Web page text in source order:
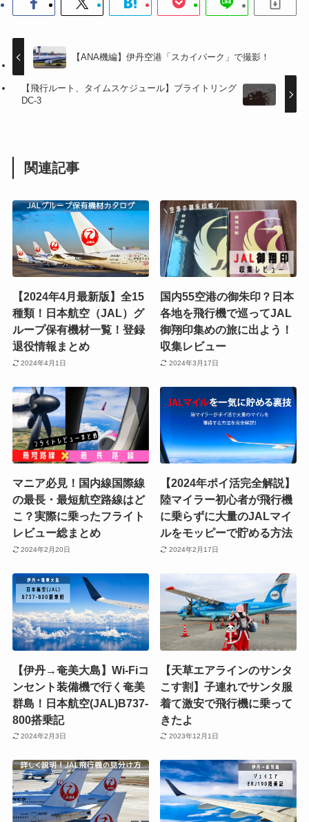
【ANA機編】伊丹空港「スカイパーク」で撮影！
【飛行ルート、タイムスケジュール】ブライトリング
DC-3
関連記事
【2024年4月最新版】全15
種類！日本航空（JAL）グ
ループ保有機材一覧！登録
退役情報まとめ
2024年4月1日
国内55空港の御朱印？日本
各地を飛行機で巡ってJAL
御翔印集めの旅に出よう！
収集レビュー
2024年3月17日
マニア必見！国内線国際線
の最長・最短航空路線はど
こ？実際に乗ったフライト
レビュー総まとめ
2024年2月20日
【2024年ポイ活完全解説】
陸マイラー初心者が飛行機
に乗らずに大量のJALマイ
ルをモッピーで貯める方法
2024年2月17日
【伊丹→奄美大島】Wi-Fiコ
ンセント装備機で行く奄美
群島！日本航空(JAL)B737-
800搭乗記
2024年2月3日
【天草エアラインのサンタ
こす割】子連れでサンタ服
着て激安で飛行機に乗って
きたよ
2023年12月1日